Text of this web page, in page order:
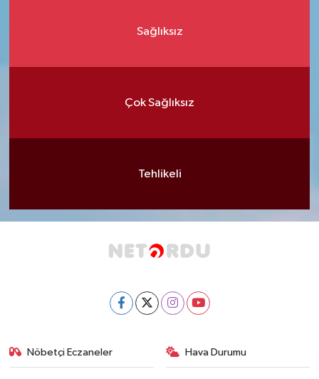
Sağlıksız
Çok Sağlıksız
Tehlikeli
Nöbetçi Eczaneler Hava Durumu